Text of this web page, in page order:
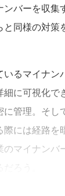
ンバーを収集
同様の対策
るマイナン
細に可視化で
に管理。そし
には経路を
のマイナンバ